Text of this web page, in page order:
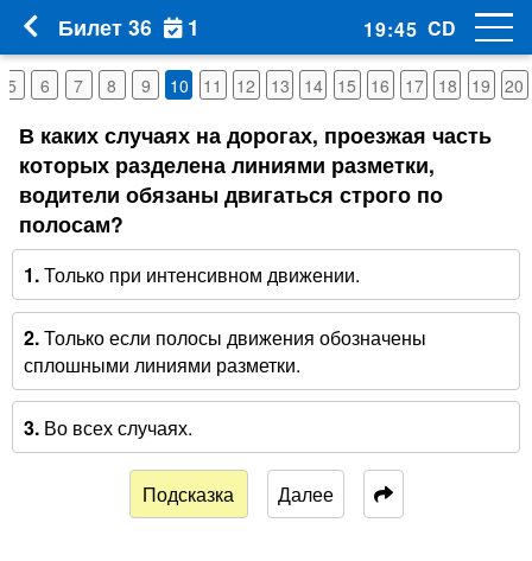
5 6 7 8 9 10 11 12 13 14 15 16 17 18 19 20
В каких случаях на дорогах, проезжая часть
которых разделена линиями разметки,
водители обязаны двигаться строго по
полосам?
1.Только при интенсивном движении.
2.Только если полосы движения обозначены
сплошными линиями разметки.
3.Во всех случаях.
Подсказка Далее
Билет 36 1 19:44 CD